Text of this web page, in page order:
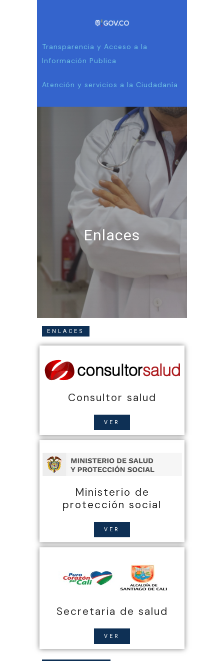
Transparencia y Acceso a la
Información Publica
Atención y servicios a la Ciudadanía
Enlaces
ENLACES
Consultor salud
VER
Ministerio de
protección social
VER
Secretaria de salud
VER